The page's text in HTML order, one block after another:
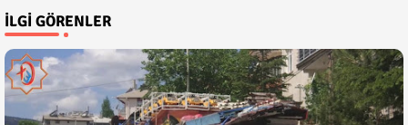
İLGI GÖRENLER